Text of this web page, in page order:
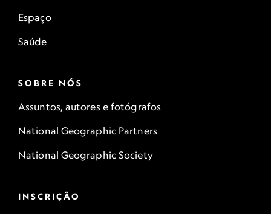
Espaço
Saúde
SOBRE NÓS
Assuntos, autores e fotógrafos
National Geographic Partners
National Geographic Society
INSCRIÇÃO